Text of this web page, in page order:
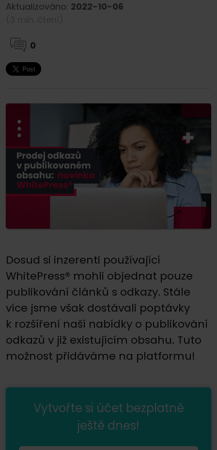
Aktualizováno: 2022-10-06
0
Dosud si inzerenti používající
WhitePress® mohli objednat pouze
publikování článků s odkazy. Stále
více jsme však dostávali poptávky
k rozšíření naší nabídky o publikování
odkazů v již existujícím obsahu. Tuto
možnost přidáváme na platformu!
Vytvořte si účet bezplatně
ještě dnes!